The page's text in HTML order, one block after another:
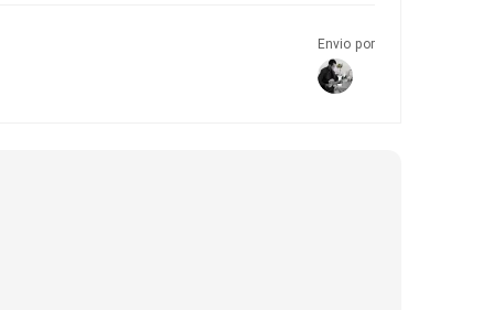
Envio por